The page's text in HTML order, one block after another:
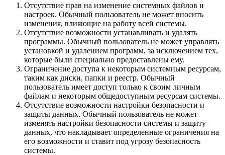
Отсутствие прав на изменение системных файлов и
настроек. Обычный пользователь не может вносить
изменения, влияющие на работу всей системы.
Отсутствие возможности устанавливать и удалять
программы. Обычный пользователь не может управлять
установкой и удалением программ, за исключением тех,
которые были специально предоставлены ему.
Ограничение доступа к некоторым системным ресурсам,
таким как диски, папки и реестр. Обычный
пользователь имеет доступ только к своим личным
файлам и некоторым общедоступным ресурсам системы.
Отсутствие возможности настройки безопасности и
защиты данных. Обычный пользователь не может
изменять настройки безопасности системы и защиту
данных, что накладывает определенные ограничения на
его возможности и ставит под угрозу безопасность
системы.